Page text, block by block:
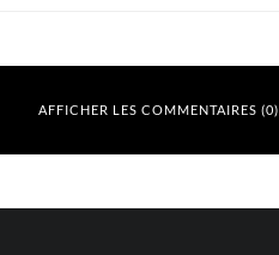
AFFICHER LES COMMENTAIRES (0)